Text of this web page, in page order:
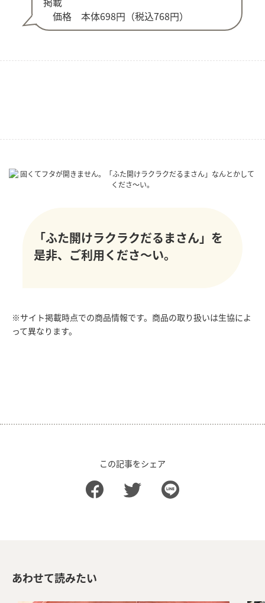
価格 本体698円（税込768円）
「ふた開けラクラクだるまさん」を
是非、ご利用くださ～い。
※サイト掲載時点での商品情報です。商品の取り扱いは生協によ
って異なります。
この記事をシェア
あわせて読みたい